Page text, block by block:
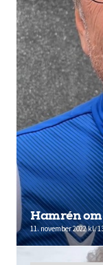
Hamrén
11. november 2022 kl.